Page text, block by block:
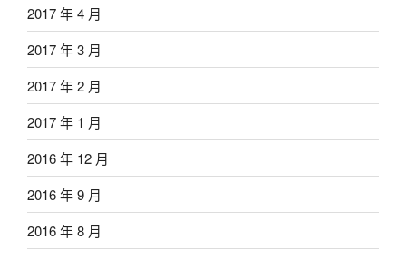
2017 年 4 月
2017 年 3 月
2017 年 2 月
2017 年 1 月
2016 年 12 月
2016 年 9 月
2016 年 8 月